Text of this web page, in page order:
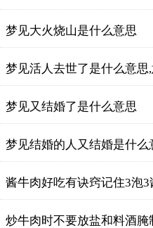
梦见大火烧山是什么意思
梦见活人去世了是什么意思
梦见又结婚了是什么意思
梦见结婚的人又结婚是什么
酱牛肉好吃有诀窍记住3泡